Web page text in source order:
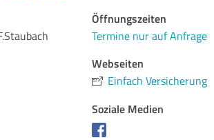
Öffnungszeiten
Termine nur auf Anfrage
Webseiten
Einfach Versicherung
Soziale Medien